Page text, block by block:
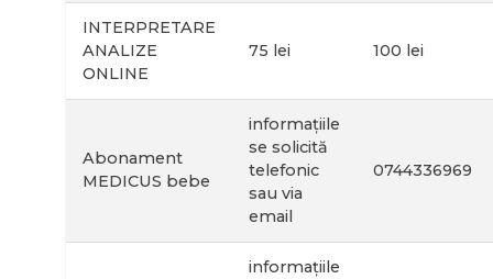
INTERPRETARE
ANALIZE
ONLINE
75 lei 100 lei
Abonament
MEDICUS bebe
informațiile
se solicită
telefonic
sau via
email
0744336969
informațiile